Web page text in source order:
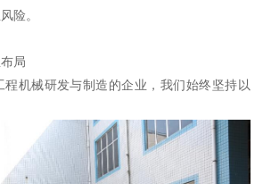
险。
局
机械研发与制造的企业，我们始终坚持以